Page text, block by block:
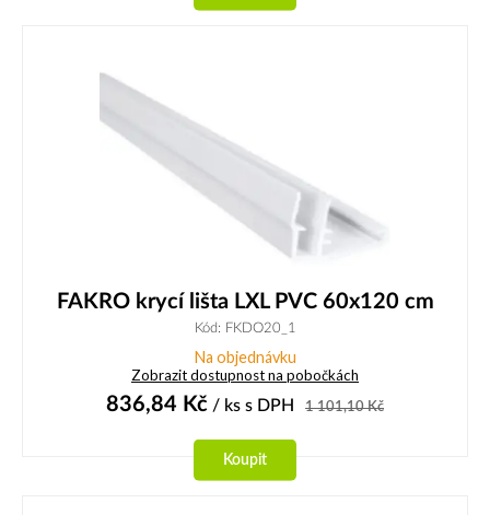
FAKRO krycí lišta LXL PVC 60x120 cm
Kód: FKDO20_1
Na objednávku
Zobrazit dostupnost na pobočkách
836,84 Kč / ks s DPH 1 101,10Kč
Koupit